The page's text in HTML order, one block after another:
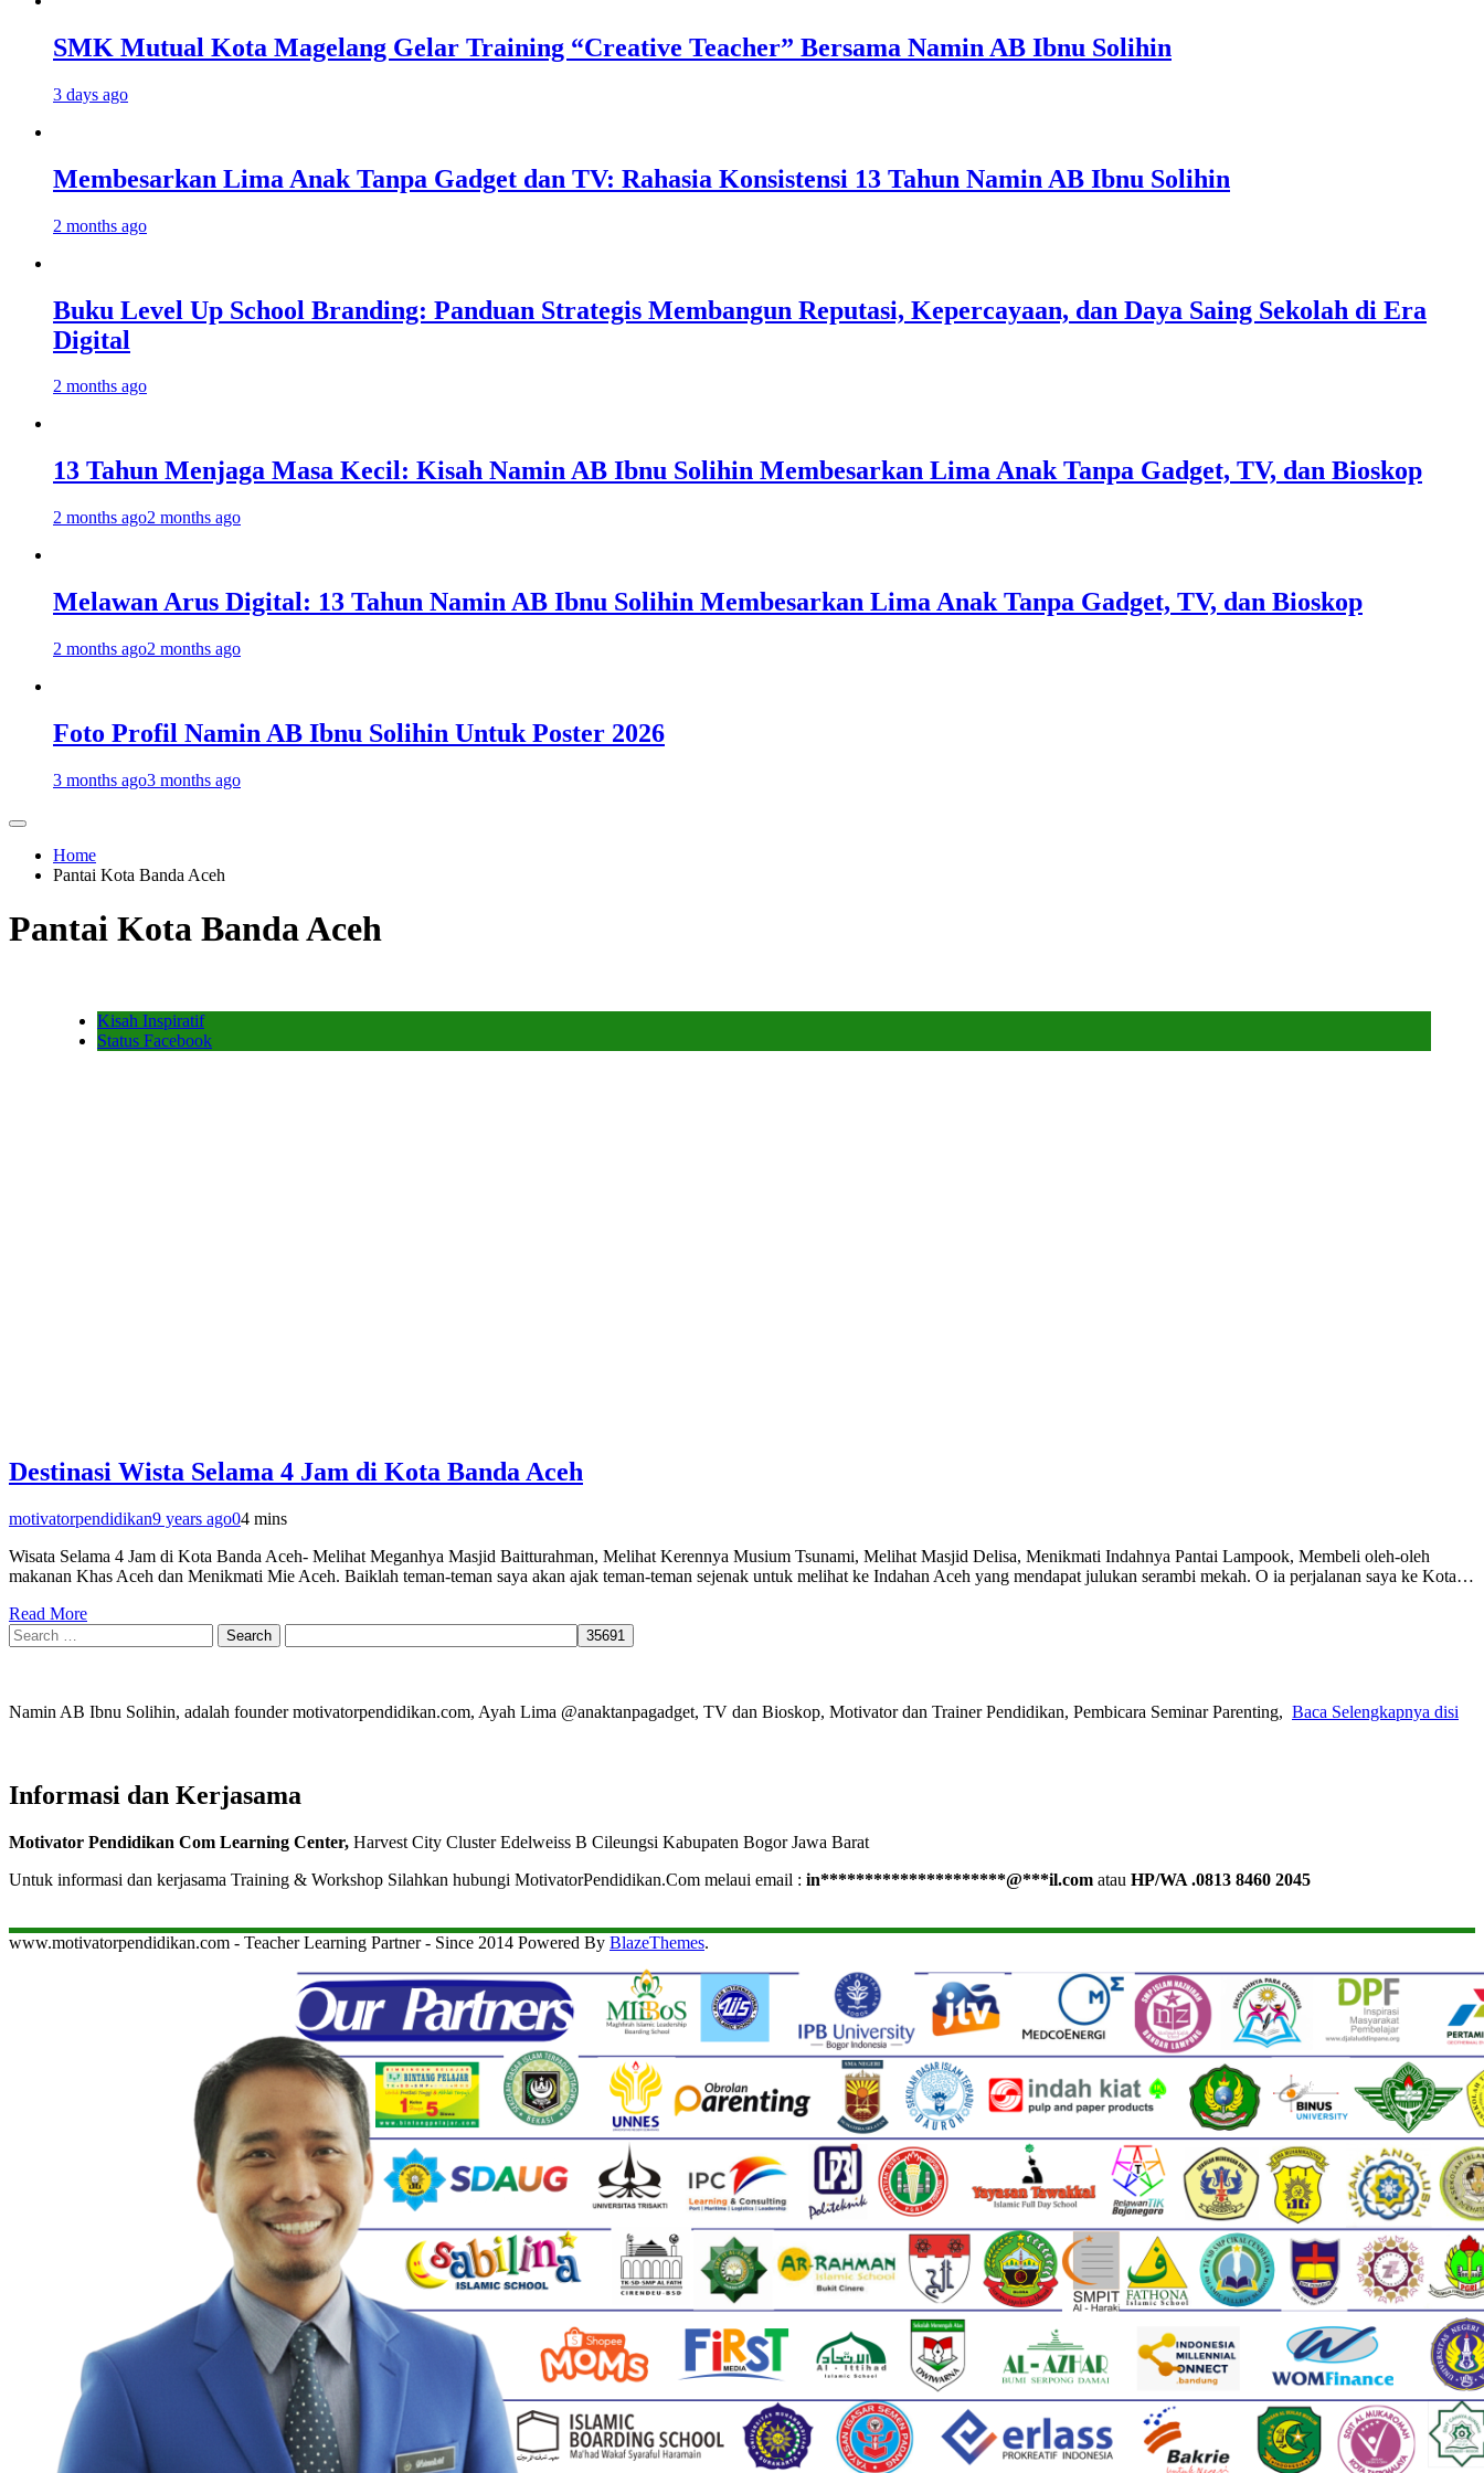
SMK Mutual Kota Magelang Gelar Training “Creative Teacher” Bersama Namin AB Ibnu Solihin
3 days ago
Membesarkan Lima Anak Tanpa Gadget dan TV: Rahasia Konsistensi 13 Tahun Namin AB Ibnu Solihin
2 months ago
Buku Level Up School Branding: Panduan Strategis Membangun Reputasi, Kepercayaan, dan Daya Saing Sekolah di Era
Digital
2 months ago
13 Tahun Menjaga Masa Kecil: Kisah Namin AB Ibnu Solihin Membesarkan Lima Anak Tanpa Gadget, TV, dan Bioskop
2 months ago2 months ago
Melawan Arus Digital: 13 Tahun Namin AB Ibnu Solihin Membesarkan Lima Anak Tanpa Gadget, TV, dan Bioskop
2 months ago2 months ago
Foto Profil Namin AB Ibnu Solihin Untuk Poster 2026
3 months ago3 months ago
Home
Pantai Kota Banda Aceh
Pantai Kota Banda Aceh
Kisah Inspiratif
Status Facebook
Destinasi Wista Selama 4 Jam di Kota Banda Aceh
motivatorpendidikan9 years ago04 mins
Wisata Selama 4 Jam di Kota Banda Aceh- Melihat Meganhya Masjid Baitturahman, Melihat Kerennya Musium Tsunami, Melihat Masjid Delisa, Menikmati Indahnya Pantai Lampook, Membeli oleh-oleh
makanan Khas Aceh dan Menikmati Mie Aceh. Baiklah teman-teman saya akan ajak teman-teman sejenak untuk melihat ke Indahan Aceh yang mendapat julukan serambi mekah. O ia perjalanan saya ke Kota…
Read More
Search
for:
Namin AB Ibnu Solihin, adalah founder motivatorpendidikan.com, Ayah Lima @anaktanpagadget, TV dan Bioskop, Motivator dan Trainer Pendidikan, Pembicara Seminar Parenting, Baca Selengkapnya disi
Informasi dan Kerjasama
Motivator Pendidikan Com Learning Center, Harvest City Cluster Edelweiss B Cileungsi Kabupaten Bogor Jawa Barat
Untuk informasi dan kerjasama Training & Workshop Silahkan hubungi MotivatorPendidikan.Com melaui email : in*********************@***il.com atau HP/WA .0813 8460 2045
www.motivatorpendidikan.com - Teacher Learning Partner - Since 2014 Powered By BlazeThemes.